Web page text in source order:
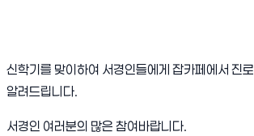
신학기를 맞이하여 서경인들에게 잡카페에서 진로
알려드립니다.
서경인 여러분의 많은 참여바랍니다.